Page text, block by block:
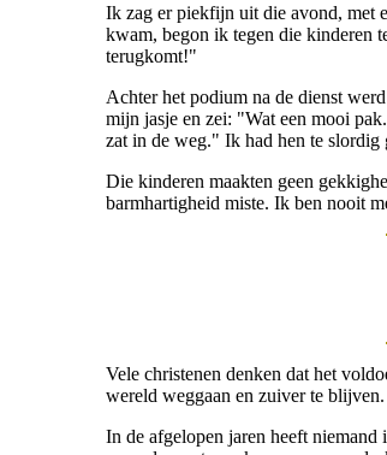
Ik zag er piekfijn uit die avond, met
kwam, begon ik tegen die kinderen
terugkomt!"
Achter het podium na de dienst
mijn jasje en zei: "Wat een mooi
zat in de weg." Ik had hen te slordig
Die kinderen maakten geen
barmhartigheid miste. Ik ben nooit
Vele christenen denken dat het
wereld weggaan en zuiver te
In de afgelopen jaren heeft